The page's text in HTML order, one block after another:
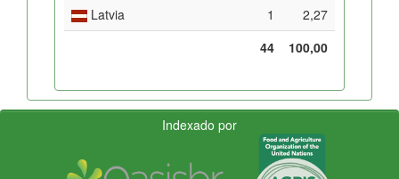
Latvia
1
2,27
44
100,00
Indexado por